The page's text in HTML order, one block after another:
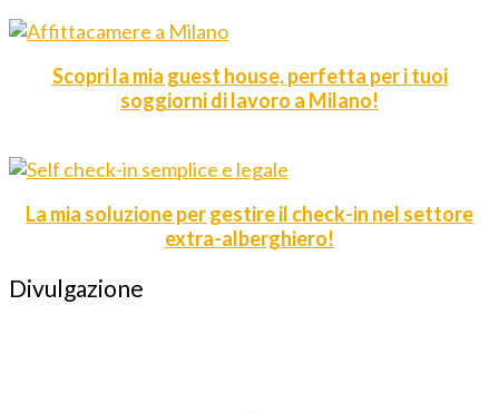
Scopri la mia guest house, perfetta per i tuoi
soggiorni di lavoro a Milano!
La mia soluzione per gestire il check-in nel settore
extra-alberghiero!
Divulgazione